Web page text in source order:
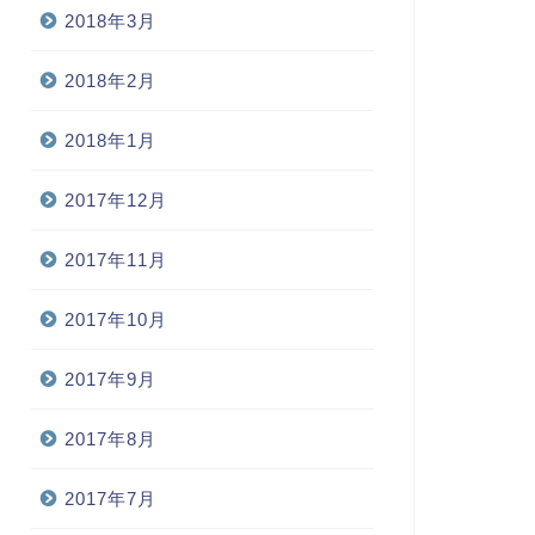
2018年3月
2018年2月
2018年1月
2017年12月
2017年11月
2017年10月
2017年9月
2017年8月
2017年7月